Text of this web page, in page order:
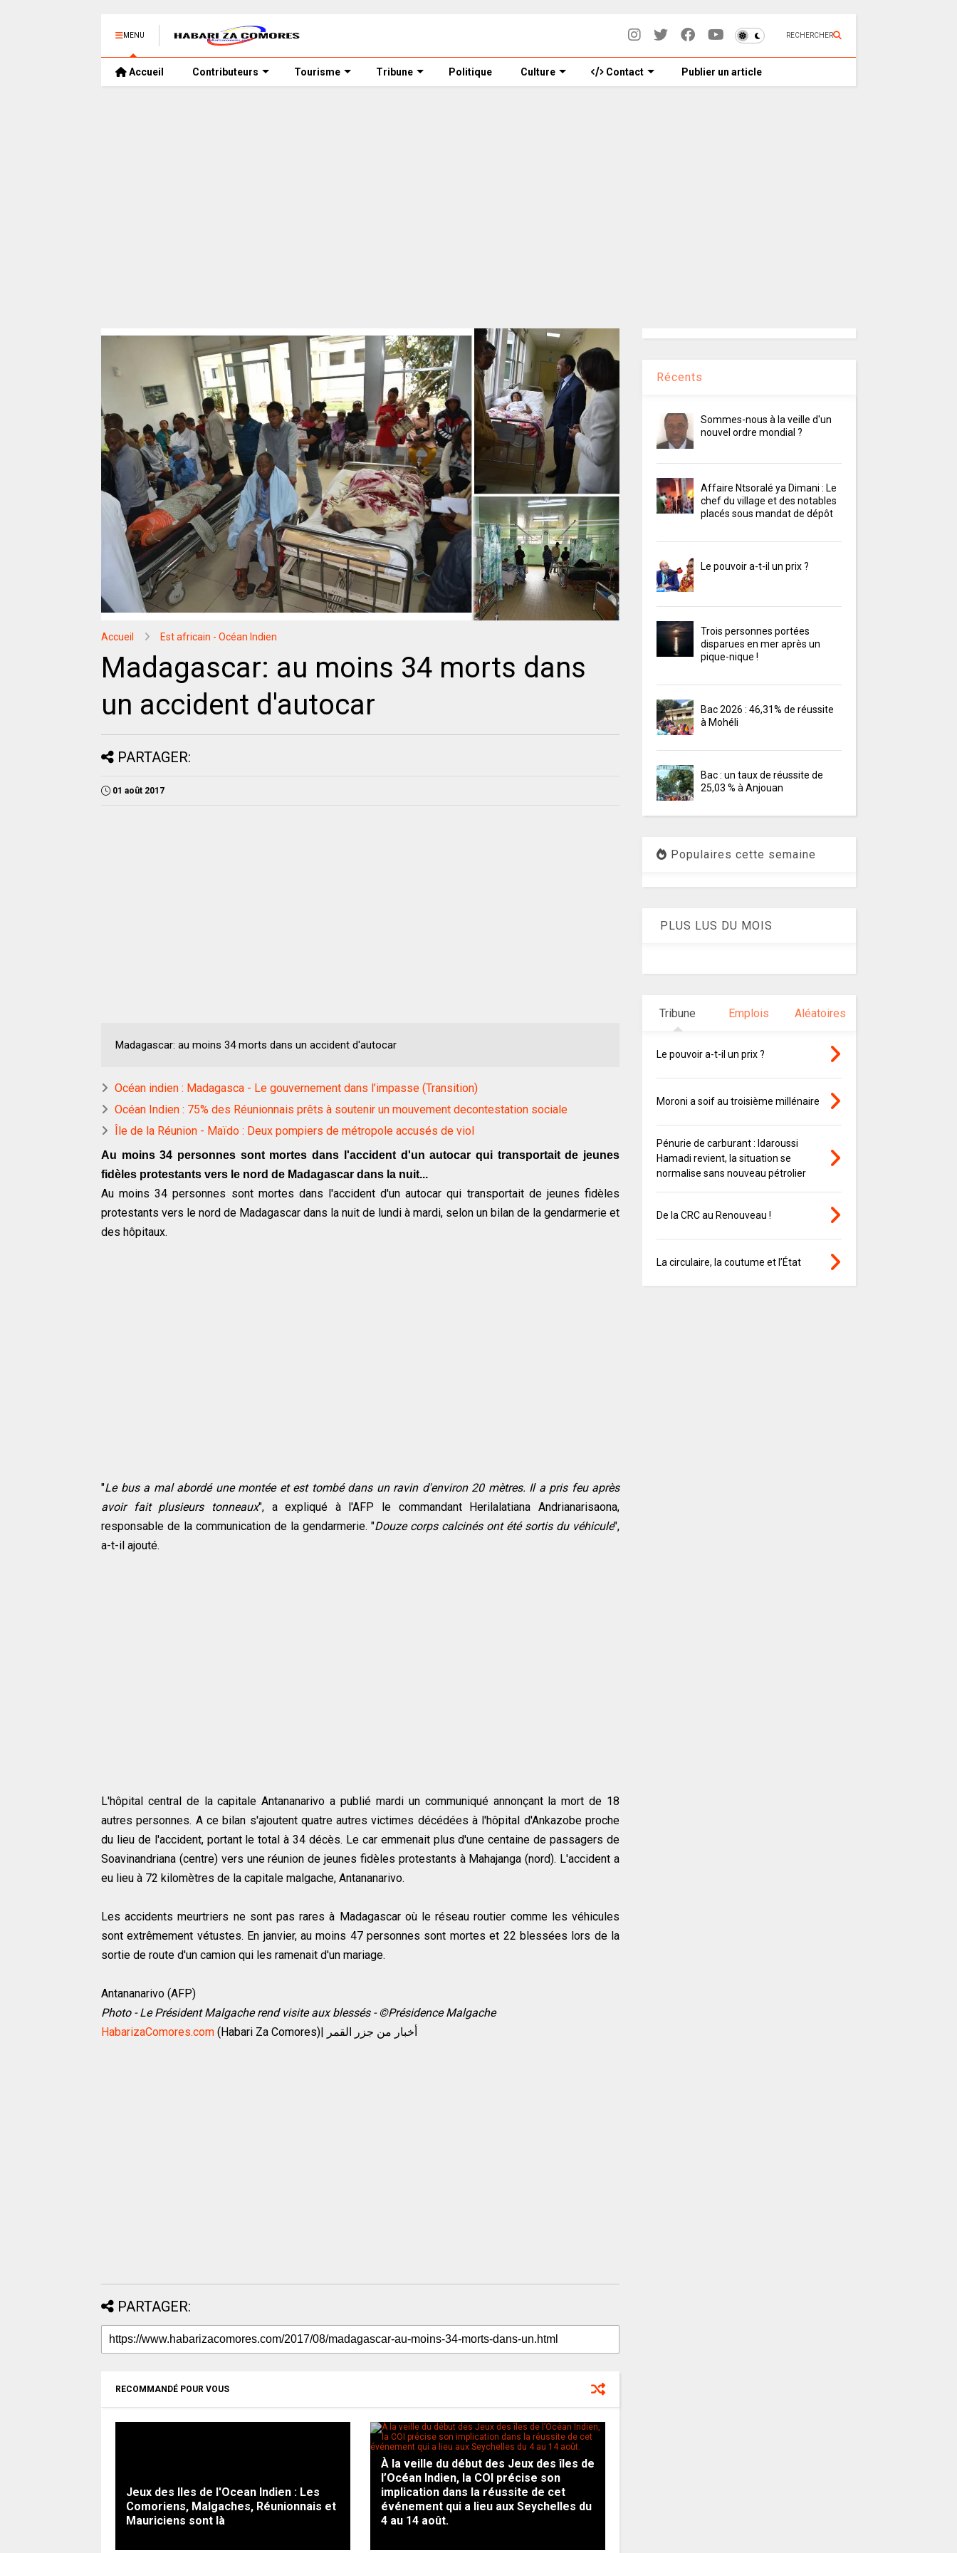
MENU RECHERCHER
Accueil Contributeurs Tourisme Tribune Politique Culture Contact Publier un article
Accueil Est africain - Océan Indien
Madagascar: au moins 34 morts dans
un accident d'autocar
PARTAGER:
01 août 2017
Madagascar: au moins 34 morts dans un accident d'autocar
Océan indien : Madagasca - Le gouvernement dans l’impasse (Transition)
Océan Indien : 75% des Réunionnais prêts à soutenir un mouvement decontestation sociale
Île de la Réunion - Maïdo : Deux pompiers de métropole accusés de viol
Au moins 34 personnes sont mortes dans l'accident d'un autocar qui transportait de jeunes
fidèles protestants vers le nord de Madagascar dans la nuit...
Au moins 34 personnes sont mortes dans l'accident d'un autocar qui transportait de jeunes fidèles
protestants vers le nord de Madagascar dans la nuit de lundi à mardi, selon un bilan de la gendarmerie et
des hôpitaux.
"Le bus a mal abordé une montée et est tombé dans un ravin d'environ 20 mètres. Il a pris feu après
avoir fait plusieurs tonneaux", a expliqué à l'AFP le commandant Herilalatiana Andrianarisaona,
responsable de la communication de la gendarmerie. "Douze corps calcinés ont été sortis du véhicule",
a-t-il ajouté.
L'hôpital central de la capitale Antananarivo a publié mardi un communiqué annonçant la mort de 18
autres personnes. A ce bilan s'ajoutent quatre autres victimes décédées à l'hôpital d'Ankazobe proche
du lieu de l'accident, portant le total à 34 décès. Le car emmenait plus d'une centaine de passagers de
Soavinandriana (centre) vers une réunion de jeunes fidèles protestants à Mahajanga (nord). L'accident a
eu lieu à 72 kilomètres de la capitale malgache, Antananarivo.
Les accidents meurtriers ne sont pas rares à Madagascar où le réseau routier comme les véhicules
sont extrêmement vétustes. En janvier, au moins 47 personnes sont mortes et 22 blessées lors de la
sortie de route d'un camion qui les ramenait d'un mariage.
Antananarivo (AFP)
Photo - Le Président Malgache rend visite aux blessés - ©Présidence Malgache
HabarizaComores.com
(Habari Za Comores)| أخبار من جزر القمر
PARTAGER:
RECOMMANDÉ POUR VOUS
Jeux des Iles de l'Ocean Indien : Les
Comoriens, Malgaches, Réunionnais et
Mauriciens sont là
À la veille du début des Jeux des îles de
l’Océan Indien, la COI précise son
implication dans la réussite de cet
événement qui a lieu aux Seychelles du
4 au 14 août.
Récents
Sommes-nous à la veille d'un
nouvel ordre mondial ?
Affaire Ntsoralé ya Dimani : Le
chef du village et des notables
placés sous mandat de dépôt
Le pouvoir a-t-il un prix ?
Trois personnes portées
disparues en mer après un
pique-nique !
Bac 2026 : 46,31% de réussite
à Mohéli
Bac : un taux de réussite de
25,03 % à Anjouan
Populaires cette semaine
PLUS LUS DU MOIS
Tribune Emplois Aléatoires
Le pouvoir a-t-il un prix ?
Moroni a soif au troisième millénaire
Pénurie de carburant : Idaroussi
Hamadi revient, la situation se
normalise sans nouveau pétrolier
De la CRC au Renouveau !
La circulaire, la coutume et l’État